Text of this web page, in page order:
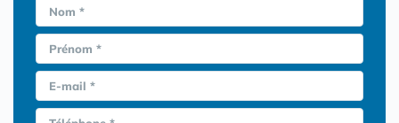
Nom *
Prénom *
E-mail *